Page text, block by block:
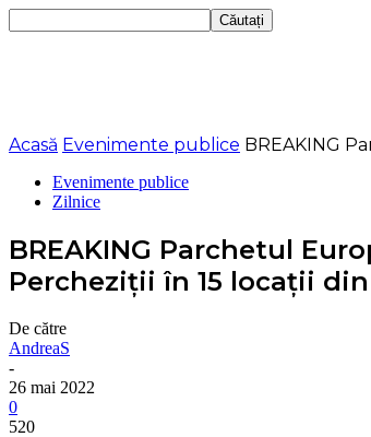
Acasă Evenimente publice BREAKING
Evenimente publice
Zilnice
BREAKING Parchetul
Percheziții în 15 locații
De către
AndreaS
-
26 mai 2022
0
520